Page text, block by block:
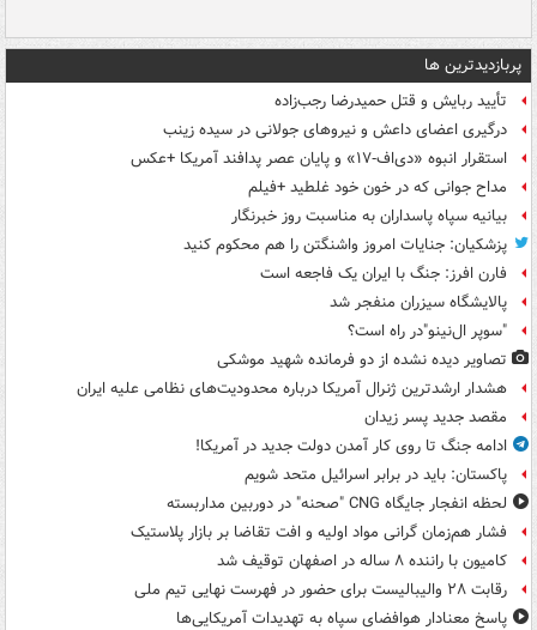
پربازدیدترین ها
تأیید ربایش و قتل حمیدرضا رجب‌زاده
درگیری اعضای داعش و نیروهای جولانی در سیده زینب
استقرار انبوه «دی‌اف‑۱۷» و پایان عصر پدافند آمریکا +عکس
مداح جوانی که در خون خود غلطید +فیلم
بیانیه سپاه پاسداران به مناسبت روز خبرنگار
پزشکیان: جنایات امروز واشنگتن را هم محکوم کنید
فارن افرز: جنگ با ایران یک فاجعه است
پالایشگاه سیزران منفجر شد
"سوپر ال‌نینو"در راه است؟
تصاویر دیده‌ نشده از دو فرمانده شهید موشکی
هشدار ارشدترین ژنرال آمریکا درباره محدودیت‌های نظامی علیه ایران
مقصد جدید پسر زیدان
ادامه جنگ تا روی کار آمدن دولت جدید در آمریکا!
پاکستان: باید در برابر اسرائیل متحد شویم
لحظه انفجار جایگاه CNG "صحنه" در دوربین مداربسته
فشار هم‌زمان گرانی مواد اولیه و افت تقاضا بر بازار پلاستیک
کامیون با راننده ۸ ساله در اصفهان توقیف شد
رقابت ۲۸ والیبالیست برای حضور در فهرست نهایی تیم ملی
پاسخ معنادار هوافضای سپاه به تهدیدات آمریکایی‌ها